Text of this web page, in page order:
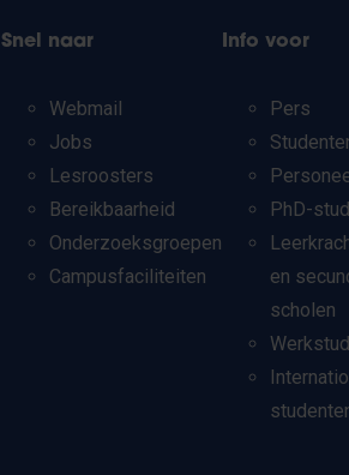
Snel naar
Webmail
Jobs
Lesroosters
Bereikbaarheid
Onderzoeksgroepen
Campusfaciliteiten
Info voor
Pers
PhD-
en
scholen